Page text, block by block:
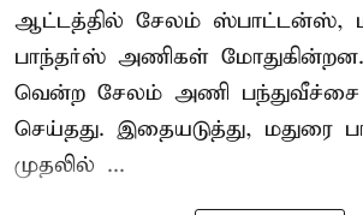
ஆட்டத்தில் சேலம் ஸ்பாட்டன்ஸ்,
பாந்தர்ஸ் அணிகள்
வென்ற சேலம் அணி பந்துவீச்சை
செய்தது. இதையடுத்து, மதுரை
முதலில் ...